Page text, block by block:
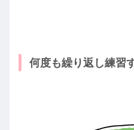
何度も繰り返し練習